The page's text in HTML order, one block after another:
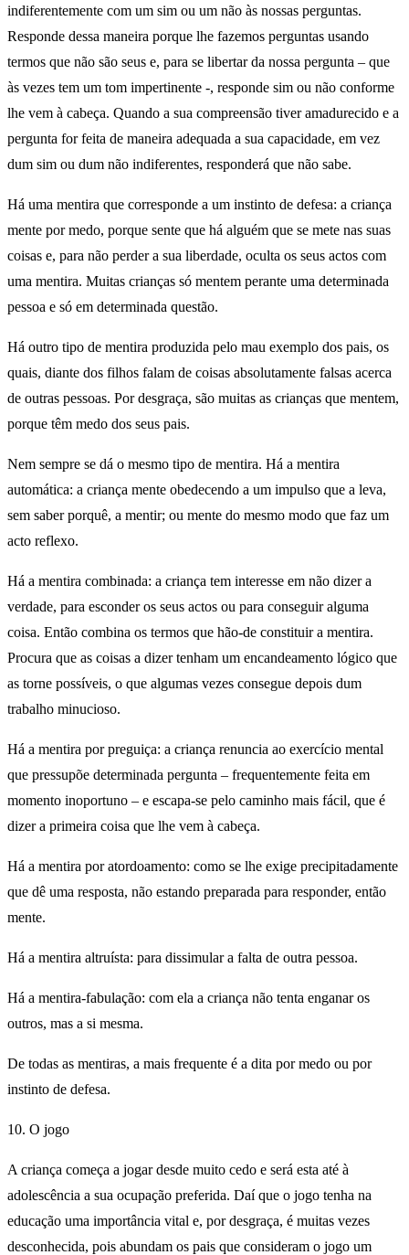
indiferentemente com um sim ou um não às nossas perguntas.
Responde dessa maneira porque lhe fazemos perguntas usando
termos que não são seus e, para se libertar da nossa pergunta – que
às vezes tem um tom impertinente -, responde sim ou não conforme
lhe vem à cabeça. Quando a sua compreensão tiver amadurecido e a
pergunta for feita de maneira adequada a sua capacidade, em vez
dum sim ou dum não indiferentes, responderá que não sabe.
Há uma mentira que corresponde a um instinto de defesa: a criança
mente por medo, porque sente que há alguém que se mete nas suas
coisas e, para não perder a sua liberdade, oculta os seus actos com
uma mentira. Muitas crianças só mentem perante uma determinada
pessoa e só em determinada questão.
Há outro tipo de mentira produzida pelo mau exemplo dos pais, os
quais, diante dos filhos falam de coisas absolutamente falsas acerca
de outras pessoas. Por desgraça, são muitas as crianças que mentem,
porque têm medo dos seus pais.
Nem sempre se dá o mesmo tipo de mentira. Há a mentira
automática: a criança mente obedecendo a um impulso que a leva,
sem saber porquê, a mentir; ou mente do mesmo modo que faz um
acto reflexo.
Há a mentira combinada: a criança tem interesse em não dizer a
verdade, para esconder os seus actos ou para conseguir alguma
coisa. Então combina os termos que hão-de constituir a mentira.
Procura que as coisas a dizer tenham um encandeamento lógico que
as torne possíveis, o que algumas vezes consegue depois dum
trabalho minucioso.
Há a mentira por preguiça: a criança renuncia ao exercício mental
que pressupõe determinada pergunta – frequentemente feita em
momento inoportuno – e escapa-se pelo caminho mais fácil, que é
dizer a primeira coisa que lhe vem à cabeça.
Há a mentira por atordoamento: como se lhe exige precipitadamente
que dê uma resposta, não estando preparada para responder, então
mente.
Há a mentira altruísta: para dissimular a falta de outra pessoa.
Há a mentira-fabulação: com ela a criança não tenta enganar os
outros, mas a si mesma.
De todas as mentiras, a mais frequente é a dita por medo ou por
instinto de defesa.
10. O jogo
A criança começa a jogar desde muito cedo e será esta até à
adolescência a sua ocupação preferida. Daí que o jogo tenha na
educação uma importância vital e, por desgraça, é muitas vezes
desconhecida, pois abundam os pais que consideram o jogo um